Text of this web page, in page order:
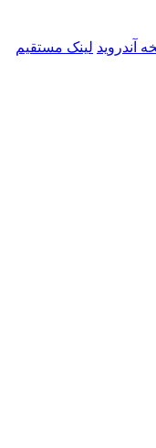
لینک مستقیم